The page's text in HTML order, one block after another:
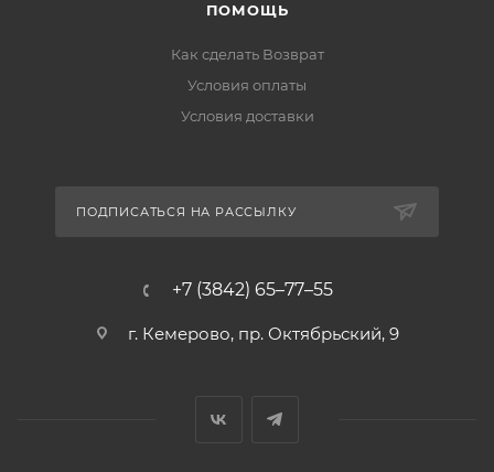
ПОМОЩЬ
Как сделать Возврат
Условия оплаты
Условия доставки
ПОДПИСАТЬСЯ НА РАССЫЛКУ
+7 (3842) 65–77–55
г. Кемерово, пр. Октябрьский, 9